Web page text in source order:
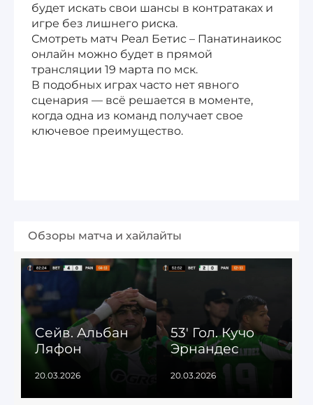
будет искать свои шансы в контратаках и
игре без лишнего риска.
Смотреть матч Реал Бетис – Панатинаикос
онлайн можно будет в прямой
трансляции 19 марта по мск.
В подобных играх часто нет явного
сценария — всё решается в моменте,
когда одна из команд получает свое
ключевое преимущество.
Обзоры матча и хайлайты
Сейв. Альбан
Ляфон
20.03.2026
53' Гол. Кучо
Эрнандес
20.03.2026